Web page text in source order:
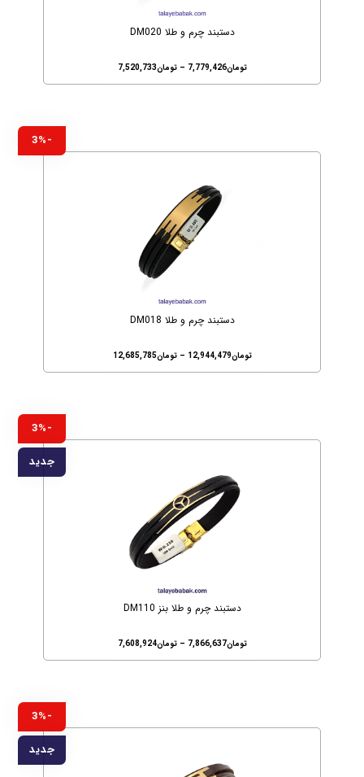
دستبند چرم و طلا DM020
تومان7,779,426
– تومان7,520,733
-3%
دستبند چرم و طلا DM018
تومان12,944,479
– تومان12,685,785
-3%
دستبند چرم و طلا بنز DM110
تومان7,866,637
– تومان7,608,924
جدید
-3%
جدید